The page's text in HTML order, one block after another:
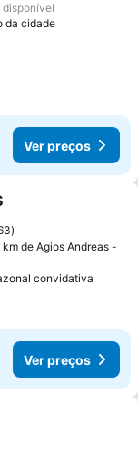
disponível
da cidade
Ver preços
favoritos
de Agios Andreas -
convidativa
Ver preços
favoritos